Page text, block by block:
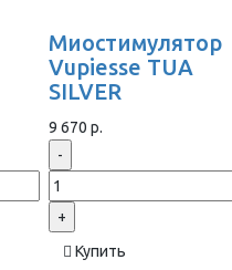
Миостимулятор
Vupiesse TUA
SILVER
9 670 р.
-
+
Купить